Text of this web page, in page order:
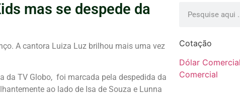
mas se despede da
A cantora Luiza Luz brilhou mais uma vez
da TV Globo, foi marcada pela despedida da
ao lado de Isa de Souza e Lunna
Cotação
Dólar Comercial
Comercial